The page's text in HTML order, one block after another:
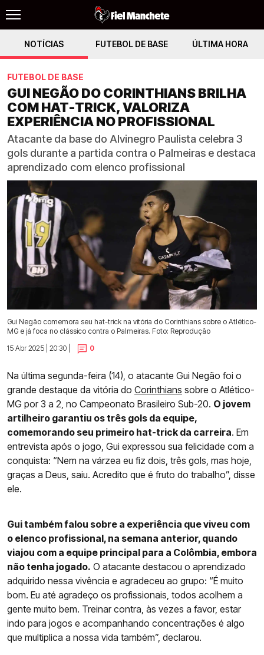
NOTÍCIAS FUTEBOL DE BASE ÚLTIMA HORA
FUTEBOL DE BASE
GUI NEGÃO DO CORINTHIANS BRILHA
COM HAT-TRICK, VALORIZA
EXPERIÊNCIA NO PROFISSIONAL
Atacante da base do Alvinegro Paulista celebra 3
gols durante a partida contra o Palmeiras e destaca
aprendizado com elenco profissional
Gui Negão comemora seu hat-trick na vitória do Corinthians sobre o Atlético-
MG e já foca no clássico contra o Palmeiras. Foto: Reprodução
15 Abr 2025 | 20:30 |
0
Na última segunda-feira (14), o atacante Gui Negão foi o
grande destaque da vitória do Corinthians sobre o Atlético-
MG por 3 a 2, no Campeonato Brasileiro Sub-20. O jovem
artilheiro garantiu os três gols da equipe,
comemorando seu primeiro hat-trick da carreira. Em
entrevista após o jogo, Gui expressou sua felicidade com a
conquista: “Nem na várzea eu fiz dois, três gols, mas hoje,
graças a Deus, saiu. Acredito que é fruto do trabalho”, disse
ele.
Gui também falou sobre a experiência que viveu com
o elenco profissional, na semana anterior, quando
viajou com a equipe principal para a Colômbia, embora
não tenha jogado. O atacante destacou o aprendizado
adquirido nessa vivência e agradeceu ao grupo: “É muito
bom. Eu até agradeço os profissionais, todos acolhem a
gente muito bem. Treinar contra, às vezes a favor, estar
indo para jogos e acompanhando concentrações é algo
que multiplica a nossa vida também”, declarou.